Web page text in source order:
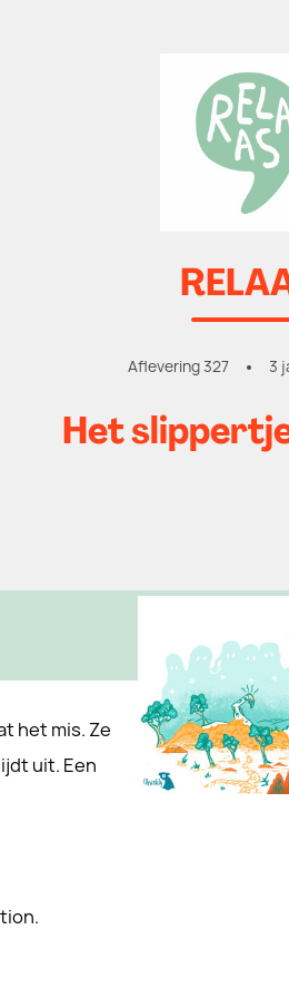
Aflevering 327 3
Het
het mis. Ze
uit. Een